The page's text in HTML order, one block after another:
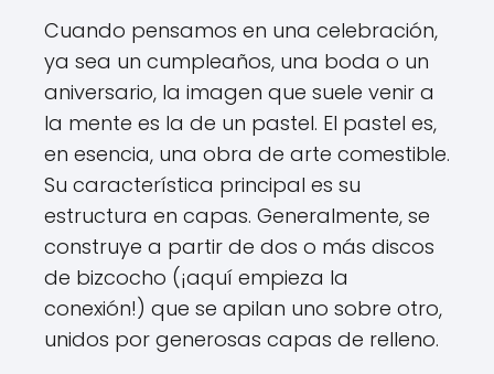
Cuando pensamos en una celebración,
ya sea un cumpleaños, una boda o un
aniversario, la imagen que suele venir a
la mente es la de un pastel. El pastel es,
en esencia, una obra de arte comestible.
Su característica principal es su
estructura en capas. Generalmente, se
construye a partir de dos o más discos
de bizcocho (¡aquí empieza la
conexión!) que se apilan uno sobre otro,
unidos por generosas capas de relleno.